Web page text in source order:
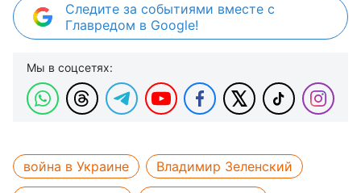
Следите за событиями вместе с
Главредом в Google!
Мы в соцсетях:
война в Украине
Владимир Зеленский